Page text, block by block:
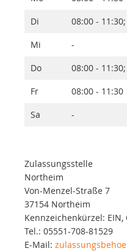
Di
08:00 -
Mi
-
Do
08:00 -
Fr
08:00 - 11:30
Sa
-
Zulassungsstelle
Northeim
Von-Menzel-Straße 7
37154 Northeim
Kennzeichenkürzel: EIN,
Tel.: 05551-708-81529
E-Mail: